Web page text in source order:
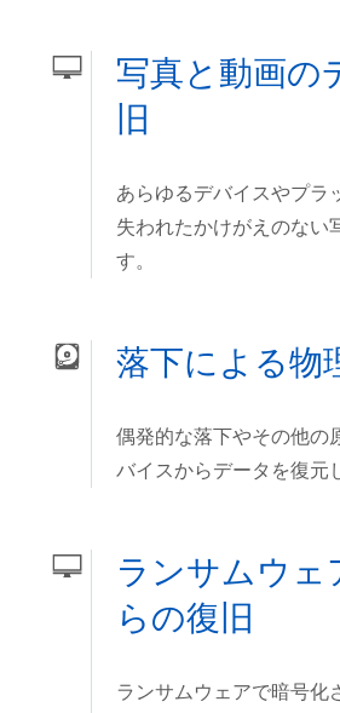
写真と動画の
旧
あらゆるデバイスやプラ
失われたかけがえのない
す。
落下による物
偶発的な落下やその他の
バイスからデータを復元
ランサムウェ
らの復旧
ランサムウェアで暗号化